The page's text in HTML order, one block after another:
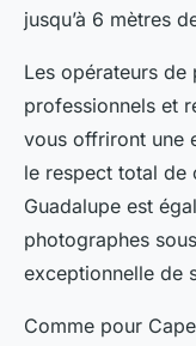
jusqu’à 6 mètres
Les opérateurs
professionnels et
vous offriront une
le respect total de
Guadalupe est
photographes
exceptionnelle de
Comme pour